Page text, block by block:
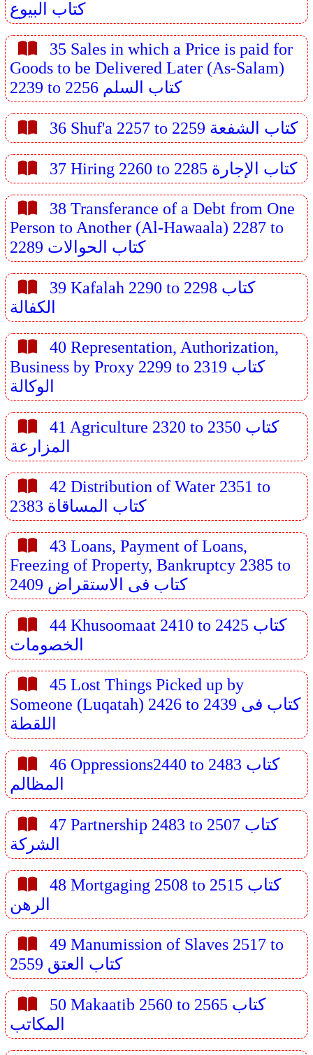
كتاب البيوع
35 Sales in which a Price is paid for
Goods to be Delivered Later (As-Salam)
2239 to 2256 كتاب السلم
36 Shuf'a 2257 to 2259 كتاب الشفعة
37 Hiring 2260 to 2285 كتاب الإجارة
38 Transferance of a Debt from One
Person to Another (Al-Hawaala) 2287 to
2289 كتاب الحوالات
39 Kafalah 2290 to 2298 كتاب
الكفالة
40 Representation, Authorization,
Business by Proxy 2299 to 2319 كتاب
الوكالة
41 Agriculture 2320 to 2350 كتاب
المزارعة
42 Distribution of Water 2351 to
2383 كتاب المساقاة
43 Loans, Payment of Loans,
Freezing of Property, Bankruptcy 2385 to
2409 كتاب فى الاستقراض
44 Khusoomaat 2410 to 2425 كتاب
الخصومات
45 Lost Things Picked up by
Someone (Luqatah) 2426 to 2439 كتاب فى
اللقطة
46 Oppressions2440 to 2483 كتاب
المظالم
47 Partnership 2483 to 2507 كتاب
الشركة
48 Mortgaging 2508 to 2515 كتاب
الرهن
49 Manumission of Slaves 2517 to
2559 كتاب العتق
50 Makaatib 2560 to 2565 كتاب
المكاتب